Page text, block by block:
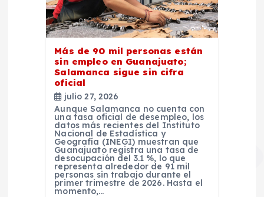
Más de 90 mil personas están
sin empleo en Guanajuato;
Salamanca sigue sin cifra
oficial
julio 27, 2026
Aunque Salamanca no cuenta con
una tasa oficial de desempleo, los
datos más recientes del Instituto
Nacional de Estadística y
Geografía (INEGI) muestran que
Guanajuato registra una tasa de
desocupación del 3.1 %, lo que
representa alrededor de 91 mil
personas sin trabajo durante el
primer trimestre de 2026. Hasta el
momento,…